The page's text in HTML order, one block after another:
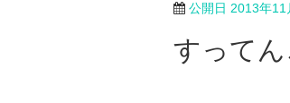
公開日 2013年11
すってん